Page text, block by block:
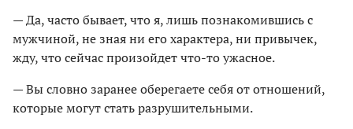
— Да, часто бывает, что я, лишь познакомившись с
мужчиной, не зная ни его характера, ни привычек,
жду, что сейчас произойдет что-то ужасное.
— Вы словно заранее оберегаете себя от отношений,
которые могут стать разрушительными.